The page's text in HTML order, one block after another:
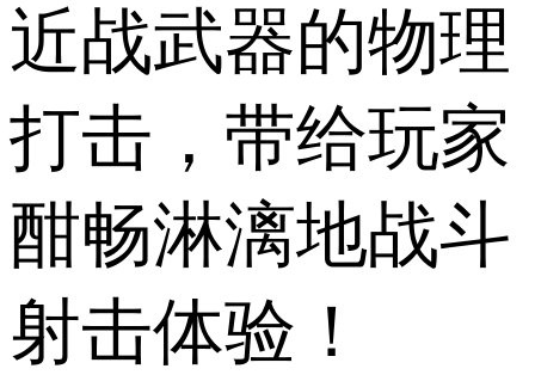
近战武器的物理
打击，带给玩家
酣畅淋漓地战斗
射击体验！